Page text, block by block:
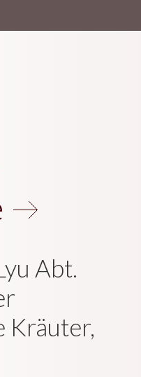
Abt.
Kräuter,